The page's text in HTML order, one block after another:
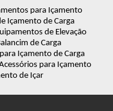
para Içamento
Içamento de Carga
de Elevação
de Carga
Içamento de Carga
para Içamento
de Içar